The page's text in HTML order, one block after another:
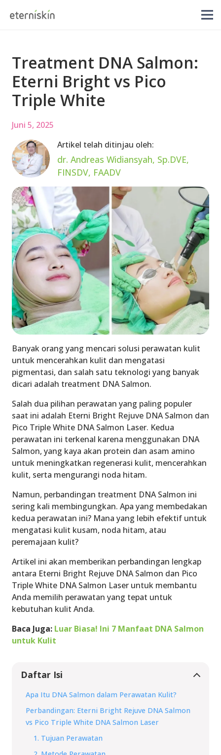
Treatment DNA Salmon:
Eterni Bright vs Pico
Triple White
Juni 5, 2025
Artikel telah ditinjau oleh:
dr. Andreas Widiansyah, Sp.DVE,
FINSDV, FAADV
Banyak orang yang mencari solusi perawatan kulit
untuk mencerahkan kulit dan mengatasi
pigmentasi, dan salah satu teknologi yang banyak
dicari adalah treatment DNA Salmon.
Salah dua pilihan perawatan yang paling populer
saat ini adalah Eterni Bright Rejuve DNA Salmon dan
Pico Triple White DNA Salmon Laser. Kedua
perawatan ini terkenal karena menggunakan DNA
Salmon, yang kaya akan protein dan asam amino
untuk meningkatkan regenerasi kulit, mencerahkan
kulit, serta mengurangi noda hitam.
Namun, perbandingan treatment DNA Salmon ini
sering kali membingungkan. Apa yang membedakan
kedua perawatan ini? Mana yang lebih efektif untuk
mengatasi kulit kusam, noda hitam, atau
peremajaan kulit?
Artikel ini akan memberikan perbandingan lengkap
antara Eterni Bright Rejuve DNA Salmon dan Pico
Triple White DNA Salmon Laser untuk membantu
Anda memilih perawatan yang tepat untuk
kebutuhan kulit Anda.
Baca Juga: Luar Biasa! Ini 7 Manfaat DNA Salmon
untuk Kulit
Daftar Isi
Apa Itu DNA Salmon dalam Perawatan Kulit?
Perbandingan: Eterni Bright Rejuve DNA Salmon
vs Pico Triple White DNA Salmon Laser
1. Tujuan Perawatan